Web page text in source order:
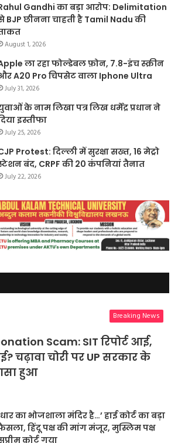
Gandhi का बड़ा आरोप: Delimitation
BJP छीनना चाहती है Tamil Nadu की
August 1, 2026
ला रहा फोल्डेबल फ़ोन, 7.8-इंच स्क्रीन
A20 Pro चिपसेट वाला Iphone Ultra
July 31, 2026
के नाम लिखा पत्र लिख धर्मेंद्र प्रधान ने
इस्तीफा
July 25, 2026
Protest: दिल्ली में सुरक्षा सख्त, 16 मेट्रो
बंद, CRPF की 20 कंपनियां तैनात
July 22, 2026
Breaking News
Scam: SIT रिपोर्ट आई,
चढ़ावा चोरी पर UP सरकार के
हुआ
का भोजशाला मंदिर है…’ हाई कोर्ट का बड़ा
हिंदू पक्ष की मांग मंजूर, मुस्लिम पक्ष
कोर्ट गया